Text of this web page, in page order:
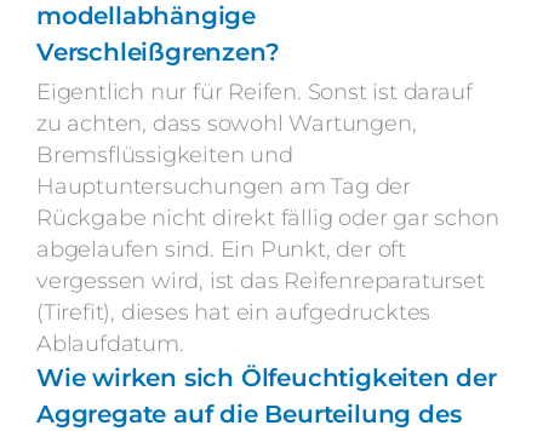
modellabhängige
Verschleißgrenzen?
Eigentlich nur für Reifen. Sonst ist darauf
zu achten, dass sowohl Wartungen,
Bremsflüssigkeiten und
Hauptuntersuchungen am Tag der
Rückgabe nicht direkt fällig oder gar schon
abgelaufen sind. Ein Punkt, der oft
vergessen wird, ist das Reifenreparaturset
(Tirefit), dieses hat ein aufgedrucktes
Ablaufdatum.
Wie wirken sich Ölfeuchtigkeiten der
Aggregate auf die Beurteilung des